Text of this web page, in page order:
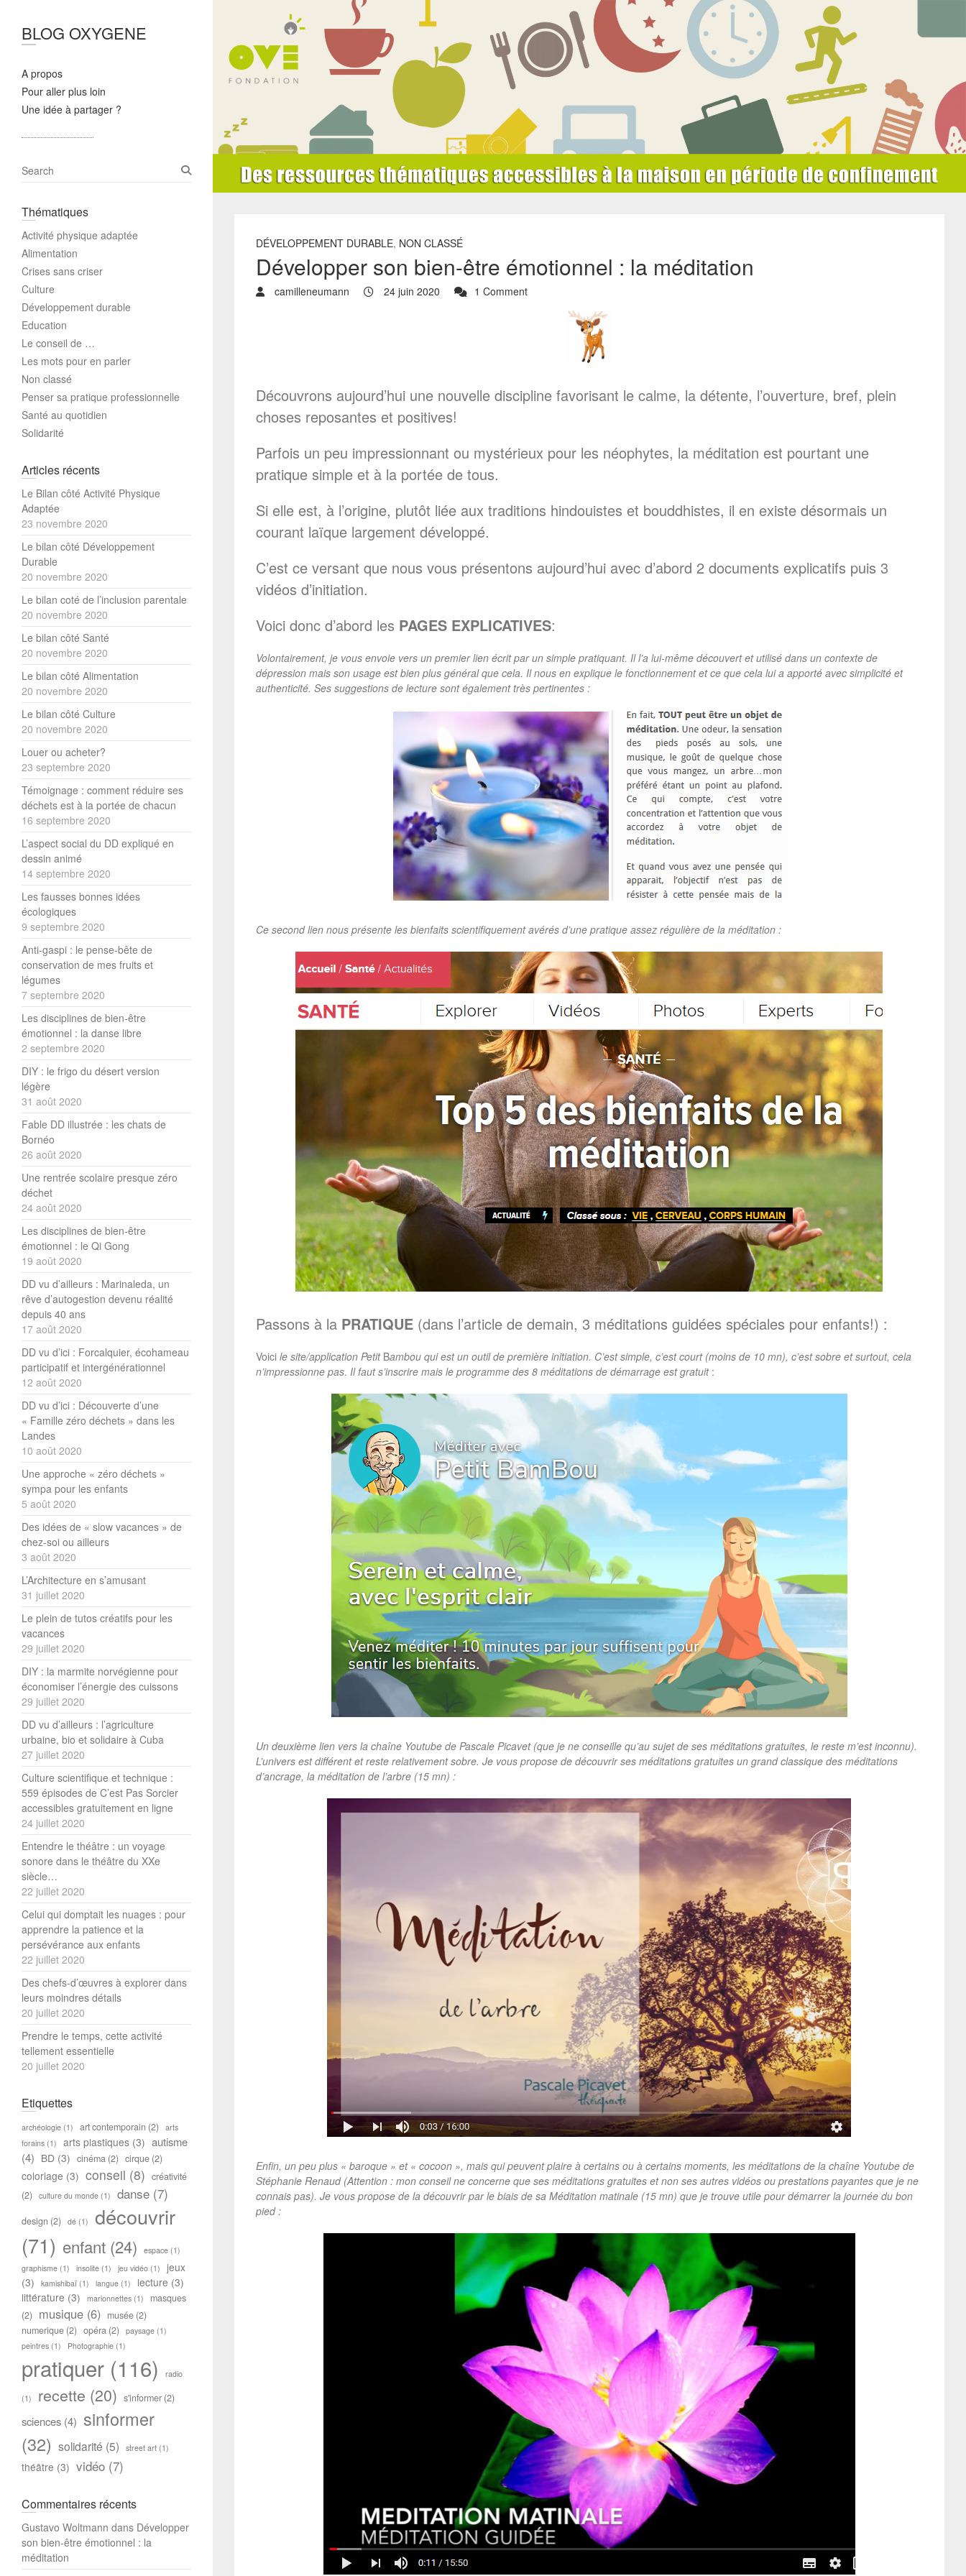
BLOG OXYGENE
A propos
Pour aller plus loin
Une idée à partager ?
DÉVELOPPEMENT DURABLE, NON CLASSÉ
Développer son bien-être émotionnel : la méditation
camilleneumann 24 juin 2020 1 Comment
Découvrons aujourd’hui une nouvelle discipline favorisant le calme, la détente, l’ouverture, bref, plein
choses reposantes et positives!
Parfois un peu impressionnant ou mystérieux pour les néophytes, la méditation est pourtant une
pratique simple et à la portée de tous.
Si elle est, à l’origine, plutôt liée aux traditions hindouistes et bouddhistes, il en existe désormais un
courant laïque largement développé.
C’est ce versant que nous vous présentons aujourd’hui avec d’abord 2 documents explicatifs puis 3
vidéos d’initiation.
Voici donc d’abord les PAGES EXPLICATIVES:
Volontairement, je vous envoie vers un premier lien écrit par un simple pratiquant. Il l’a lui-même découvert et utilisé dans un contexte de
dépression mais son usage est bien plus général que cela. Il nous en explique le fonctionnement et ce que cela lui a apporté avec simplicité et
authenticité. Ses suggestions de lecture sont également très pertinentes :
Ce second lien nous présente les bienfaits scientifiquement avérés d’une pratique assez régulière de la méditation :
Passons à la PRATIQUE(dans l’article de demain, 3 méditations guidées spéciales pour enfants!) :
Voici le site/application Petit Bambou qui est un outil de première initiation. C’est simple, c’est court (moins de 10 mn), c’est sobre et surtout, cela
n’impressionne pas. Il faut s’inscrire mais le programme des 8 méditations de démarrage est gratuit :
Un deuxième lien vers la chaîne Youtube de Pascale Picavet (que je ne conseille qu’au sujet de ses méditations gratuites, le reste m’est inconnu).
L’univers est différent et reste relativement sobre. Je vous propose de découvrir ses méditations gratuites un grand classique des méditations
d’ancrage, la méditation de l’arbre (15 mn) :
Enfin, un peu plus « baroque » et « cocoon », mais qui peuvent plaire à certains ou à certains moments, les méditations de la chaîne Youtube de
Stéphanie Renaud (Attention : mon conseil ne concerne que ses méditations gratuites et non ses autres vidéos ou prestations payantes que je ne
connais pas). Je vous propose de la découvrir par le biais de sa Méditation matinale (15 mn) que je trouve utile pour démarrer la journée du bon
pied :
S
e
r
h
Thématiques
Activité physique adaptée
Alimentation
Crises sans criser
Culture
Développement durable
Education
Le conseil de …
Les mots pour en parler
Non classé
Penser sa pratique professionnelle
Santé au quotidien
Solidarité
Articles récents
Le Bilan côté Activité Physique
Adaptée
23 novembre 2020
Le bilan côté Développement
Durable
20 novembre 2020
Le bilan coté de l’inclusion parentale
20 novembre 2020
Le bilan côté Santé
20 novembre 2020
Le bilan côté Alimentation
20 novembre 2020
Le bilan côté Culture
20 novembre 2020
Louer ou acheter?
23 septembre 2020
Témoignage : comment réduire ses
déchets est à la portée de chacun
16 septembre 2020
L’aspect social du DD expliqué en
dessin animé
14 septembre 2020
Les fausses bonnes idées
écologiques
9 septembre 2020
Anti-gaspi : le pense-bête de
conservation de mes fruits et
légumes
7 septembre 2020
Les disciplines de bien-être
émotionnel : la danse libre
2 septembre 2020
DIY : le frigo du désert version
légère
31 août 2020
Fable DD illustrée : les chats de
Bornéo
26 août 2020
Une rentrée scolaire presque zéro
déchet
24 août 2020
Les disciplines de bien-être
émotionnel : le Qi Gong
19 août 2020
DD vu d’ailleurs : Marinaleda, un
rêve d’autogestion devenu réalité
depuis 40 ans
17 août 2020
DD vu d’ici : Forcalquier, écohameau
participatif et intergénérationnel
12 août 2020
DD vu d’ici : Découverte d’une
« Famille zéro déchets » dans les
Landes
10 août 2020
Une approche « zéro déchets »
sympa pour les enfants
5 août 2020
Des idées de « slow vacances » de
chez-soi ou ailleurs
3 août 2020
L’Architecture en s’amusant
31 juillet 2020
Le plein de tutos créatifs pour les
vacances
29 juillet 2020
DIY : la marmite norvégienne pour
économiser l’énergie des cuissons
29 juillet 2020
DD vu d’ailleurs : l’agriculture
urbaine, bio et solidaire à Cuba
27 juillet 2020
Culture scientifique et technique :
559 épisodes de C’est Pas Sorcier
accessibles gratuitement en ligne
24 juillet 2020
Entendre le théâtre : un voyage
sonore dans le théâtre du XXe
siècle…
22 juillet 2020
Celui qui domptait les nuages : pour
apprendre la patience et la
persévérance aux enfants
22 juillet 2020
Des chefs-d’œuvres à explorer dans
leurs moindres détails
20 juillet 2020
Prendre le temps, cette activité
tellement essentielle
20 juillet 2020
Etiquettes
archéologie (1) art contemporain (2) arts
forains (1) arts plastiques (3) autisme
(4) BD (3) cinéma (2) cirque (2)
coloriage (3) conseil (8) créativité
(2) culture du monde (1) danse (7)
design (2) dé (1)
découvrir
(71) enfant (24) espace (1)
graphisme (1) insolite (1) jeu vidéo (1)
jeux
(3)
kamishibaï (1) langue (1) lecture (3)
littérature (3) marionnettes (1)
masques
(2) musique (6) musée (2)
numerique (2) opéra (2) paysage (1)
peintres (1) Photographie (1)
pratiquer (116) radio
(1) recette (20) s'informer (2)
sciences (4) sinformer
(32) solidarité (5) street art (1)
théâtre (3) vidéo (7)
Commentaires récents
Gustavo Woltmann dans Développer
son bien-être émotionnel : la
méditation